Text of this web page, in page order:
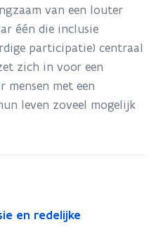
van een louter
één die inclusie
participatie) centraal
zich in voor een
mensen met een
leven zoveel mogelijk
en redelijke